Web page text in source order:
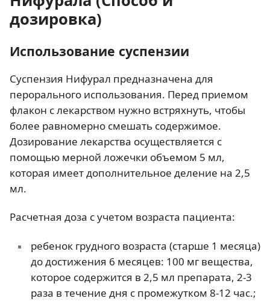
дозировка)
Использование суспензии
Суспензия Нифурал предназначена для
перорального использования. Перед приемом
флакон с лекарством нужно встряхнуть, чтобы
более равномерно смешать содержимое.
Дозирование лекарства осуществляется с
помощью мерной ложечки объемом 5 мл,
которая имеет дополнительное деление на 2,5
мл.
Расчетная доза с учетом возраста пациента:
ребенок грудного возраста (старше 1 месяца)
до достижения 6 месяцев: 100 мг вещества,
которое содержится в 2,5 мл препарата, 2-3
раза в течение дня с промежутком 8-12 час.;